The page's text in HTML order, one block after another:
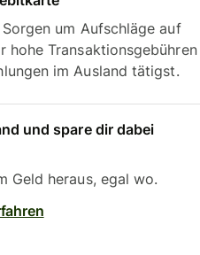
um Aufschläge auf
hohe Transaktionsgebühren
im Ausland tätigst.
und spare dir dabei
Geld heraus, egal wo.